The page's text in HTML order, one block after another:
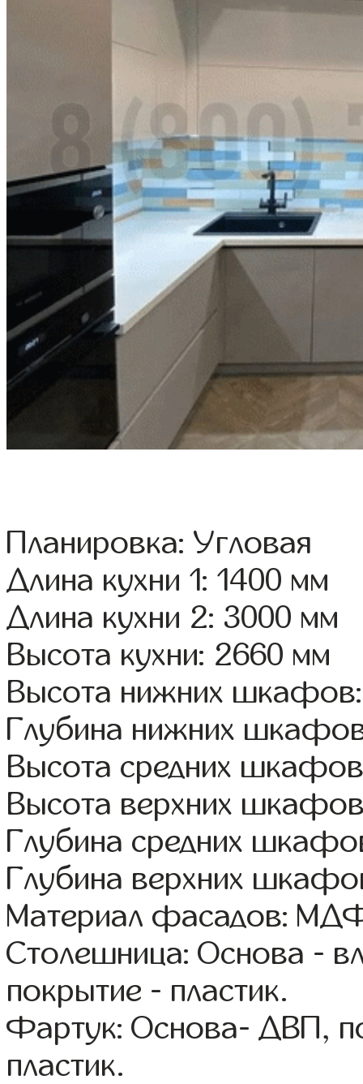
Планировка: Угловая
Длина кухни 1: 1400 мм
Длина кухни 2: 3000 мм
Высота кухни: 2660 мм
Высота нижних
Глубина нижних
Высота средних
Высота верхних
Глубина средних
Глубина верхних
Материал фасадов:
Столешница: Основа -
покрытие - пластик.
Фартук: Основа- ДВП,
пластик.